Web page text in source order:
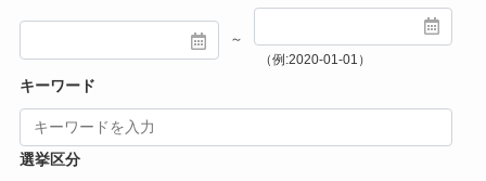
～
（例:2020-01-01）
キーワード
選挙区分